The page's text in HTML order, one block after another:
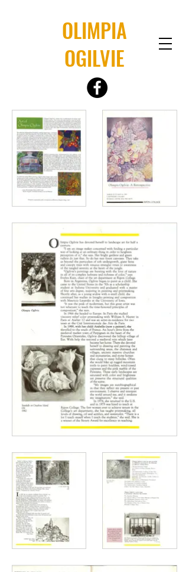
OLIMPIA
OGILVIE